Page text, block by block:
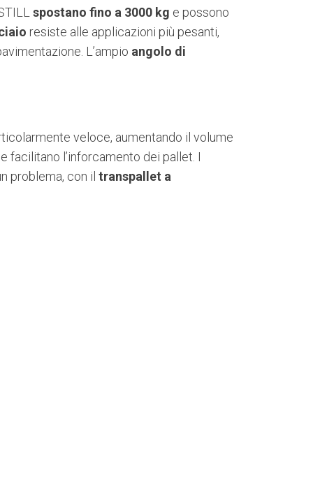
spostano fino a 3000 kg e possono
resiste alle applicazioni più pesanti,
L’ampio angolo di
veloce, aumentando il volume
l’inforcamento dei pallet. I
problema, con il transpallet a